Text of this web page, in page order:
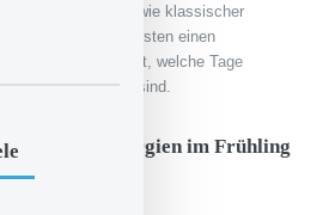
Rhinitis sowie klassischer
sollten sich am besten einen
der genau aufzeigt, welche Tage
betroffen sind.
störende Allergien im Frühling